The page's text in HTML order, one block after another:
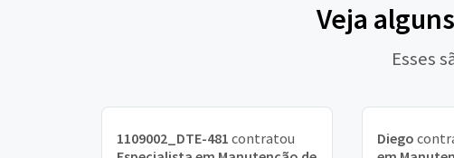
Veja
Esses
1109002_DTE-481 contratou
Diego